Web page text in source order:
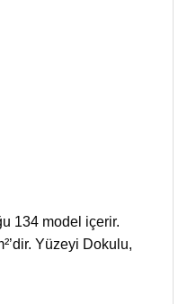
134 model içerir.
Yüzeyi Dokulu,